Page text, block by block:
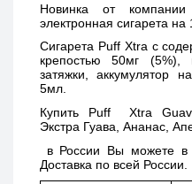
Новинка от
электронная сигарета на
Сигарета Puff Xtra с
крепостью 50мг (5%),
затяжки, аккумулятор
5мл.
Купить Puff  Xtra
Экстра Гуава, Ананас,
в России Вы можете в
Доставка по всей России.